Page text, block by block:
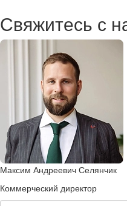
Свяжитесь с
Максим Андреевич Селянчик
Коммерческий директор